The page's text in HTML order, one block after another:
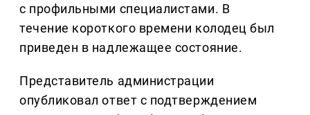
с профильными специалистами. В
течение короткого времени колодец был
приведен в надлежащее состояние.
Представитель администрации
опубликовал ответ с подтверждением